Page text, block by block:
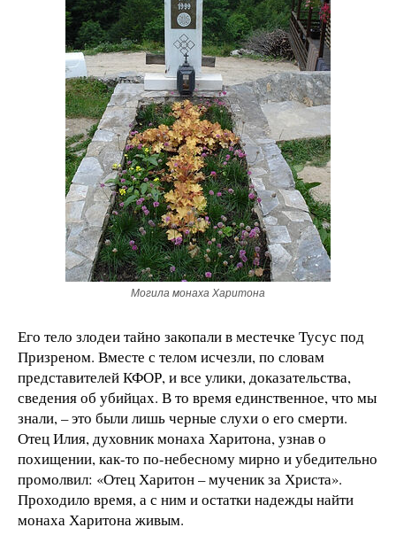
Могила монаха Харитона
Его тело злодеи тайно закопали в местечке Тусус под
Призреном. Вместе с телом исчезли, по словам
представителей КФОР, и все улики, доказательства,
сведения об убийцах. В то время единственное, что мы
знали, – это были лишь черные слухи о его смерти.
Отец Илия, духовник монаха Харитона, узнав о
похищении, как-то по-небесному мирно и убедительно
промолвил: «Отец Харитон – мученик за Христа».
Проходило время, а с ним и остатки надежды найти
монаха Харитона живым.